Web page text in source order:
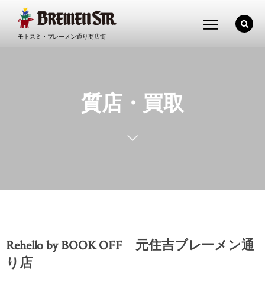
モトスミ・ブレーメン通り商店街
質店・買取
Rehello by BOOK OFF 元住吉ブレーメン通
り店